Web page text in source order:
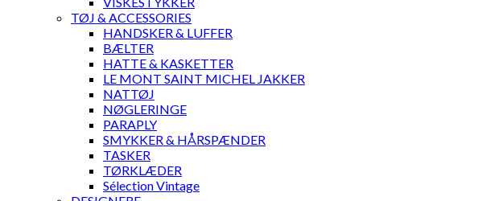
TØJ & ACCESSORIES
HANDSKER & LUFFER
BÆLTER
HATTE & KASKETTER
LE MONT SAINT MICHEL JAKKER
NATTØJ
NØGLERINGE
PARAPLY
SMYKKER & HÅRSPÆNDER
TASKER
TØRKLÆDER
Sélection Vintage